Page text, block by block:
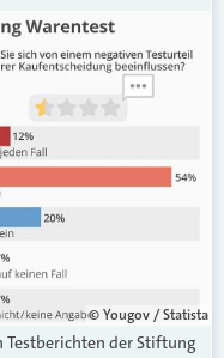
© Yougov / Statista
der Stiftung